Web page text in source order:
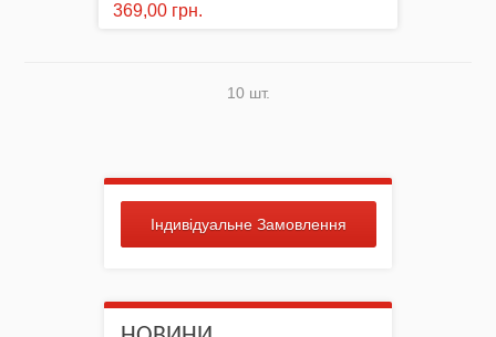
369,00 грн.
10 шт.
Індивідуальне Замовлення